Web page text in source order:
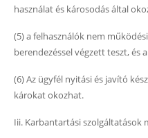
használat és károsodás által
(5) a felhasználók nem
berendezéssel végzett teszt, és
(6) Az ügyfél nyitási és javító
károkat okozhat.
Iii. Karbantartási szolgáltatások
Kérjük,